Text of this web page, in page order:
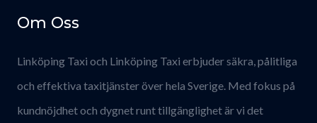
Om Oss
Linköping Taxi och Linköping Taxi erbjuder säkra, pålitliga
och effektiva taxitjänster över hela Sverige. Med fokus på
kundnöjdhet och dygnet runt tillgänglighet är vi det